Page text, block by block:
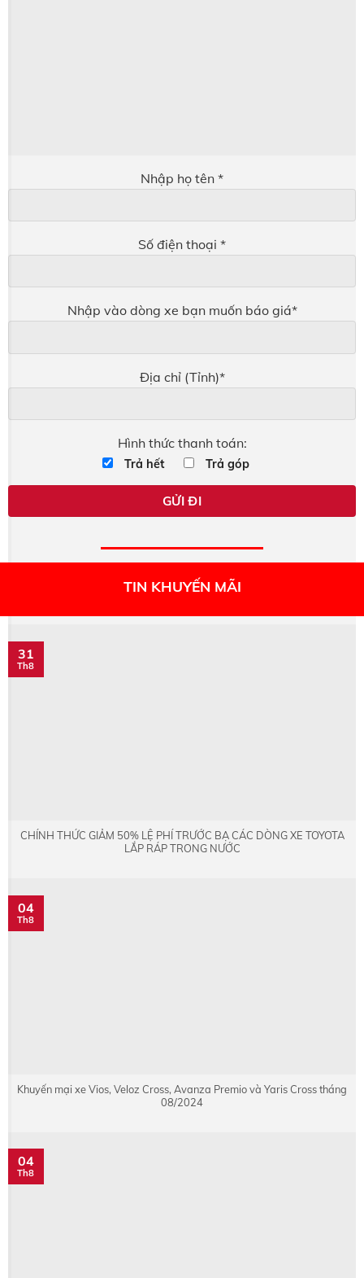
Nhập họ tên *
Số điện thoại *
Nhập vào dòng xe bạn muốn báo giá*
Địa chỉ (Tỉnh)*
Hình thức thanh toán:
Trả hết Trả góp
TIN KHUYẾN MÃI
CHÍNH THỨC GIẢM 50% LỆ PHÍ TRƯỚC BẠ CÁC DÒNG XE TOYOTA
LẮP RÁP TRONG NƯỚC
31
Th8
Khuyến mại xe Vios, Veloz Cross, Avanza Premio và Yaris Cross tháng
08/2024
04
Th8
04
Th8